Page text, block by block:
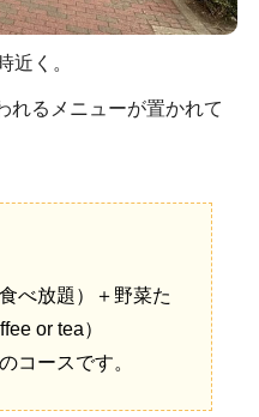
近く。
れるメニューが置かれて
べ放題）＋野菜た
or tea）
コースです。